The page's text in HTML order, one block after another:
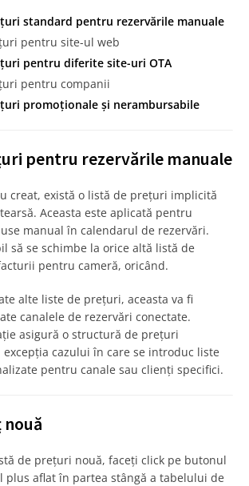
standard pentru rezervările manuale
pentru site-ul web
pentru diferite site-uri OTA
pentru companii
promoționale și nerambursabile
pentru rezervările manuale
creat, există o listă de prețuri implicită
Aceasta este aplicată pentru
manual în calendarul de rezervări.
să se schimbe la orice altă listă de
pentru cameră, oricând.
alte liste de prețuri, aceasta va fi
canalele de rezervări conectate.
asigură o structură de prețuri
cazului în care se introduc liste
pentru canale sau clienți specifici.
nouă
de prețuri nouă, faceți click pe butonul
plus aflat în partea stângă a tabelului de